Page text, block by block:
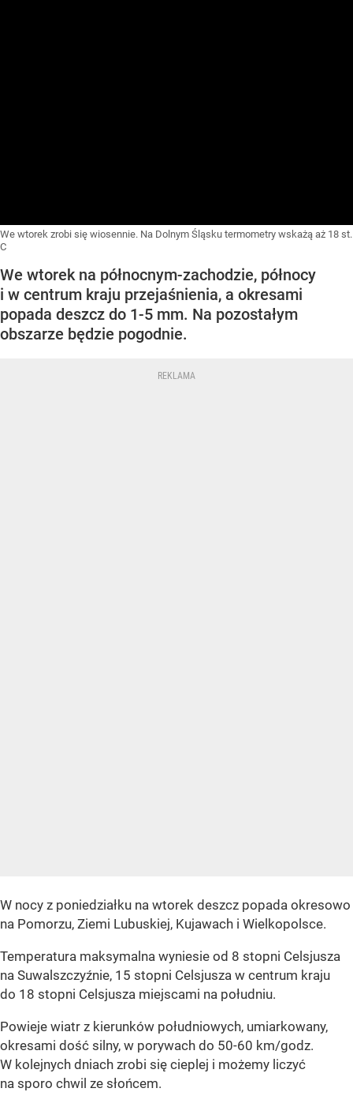
We wtorek zrobi się wiosennie. Na Dolnym Śląsku termometry wskażą aż 18 st.
C
We wtorek na północnym-zachodzie, północy
i w centrum kraju przejaśnienia, a okresami
popada deszcz do 1-5 mm. Na pozostałym
obszarze będzie pogodnie.
W nocy z poniedziałku na wtorek deszcz popada okresowo
na Pomorzu, Ziemi Lubuskiej, Kujawach i Wielkopolsce.
Temperatura maksymalna wyniesie od 8 stopni Celsjusza
na Suwalszczyźnie, 15 stopni Celsjusza w centrum kraju
do 18 stopni Celsjusza miejscami na południu.
Powieje wiatr z kierunków południowych, umiarkowany,
okresami dość silny, w porywach do 50-60 km/godz.
W kolejnych dniach zrobi się cieplej i możemy liczyć
na sporo chwil ze słońcem.